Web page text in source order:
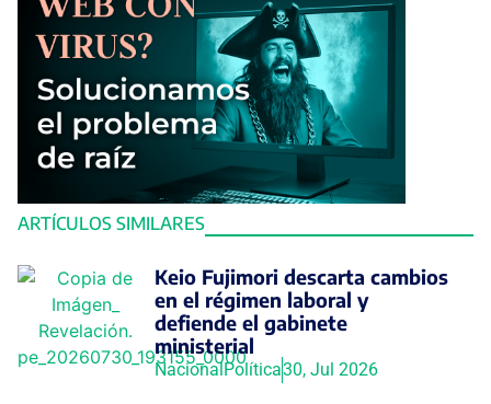
ARTÍCULOS SIMILARES
Keio Fujimori descarta cambios
en el régimen laboral y
defiende el gabinete
ministerial
NacionalPolítica30, Jul 2026